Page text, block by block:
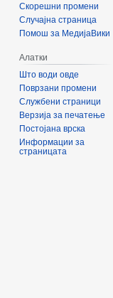
Скорешни промени
Случајна страница
Помош за МедијаВики
Алатки
Што води овде
Поврзани промени
Службени страници
Верзија за печатење
Постојана врска
Информации за
страницата